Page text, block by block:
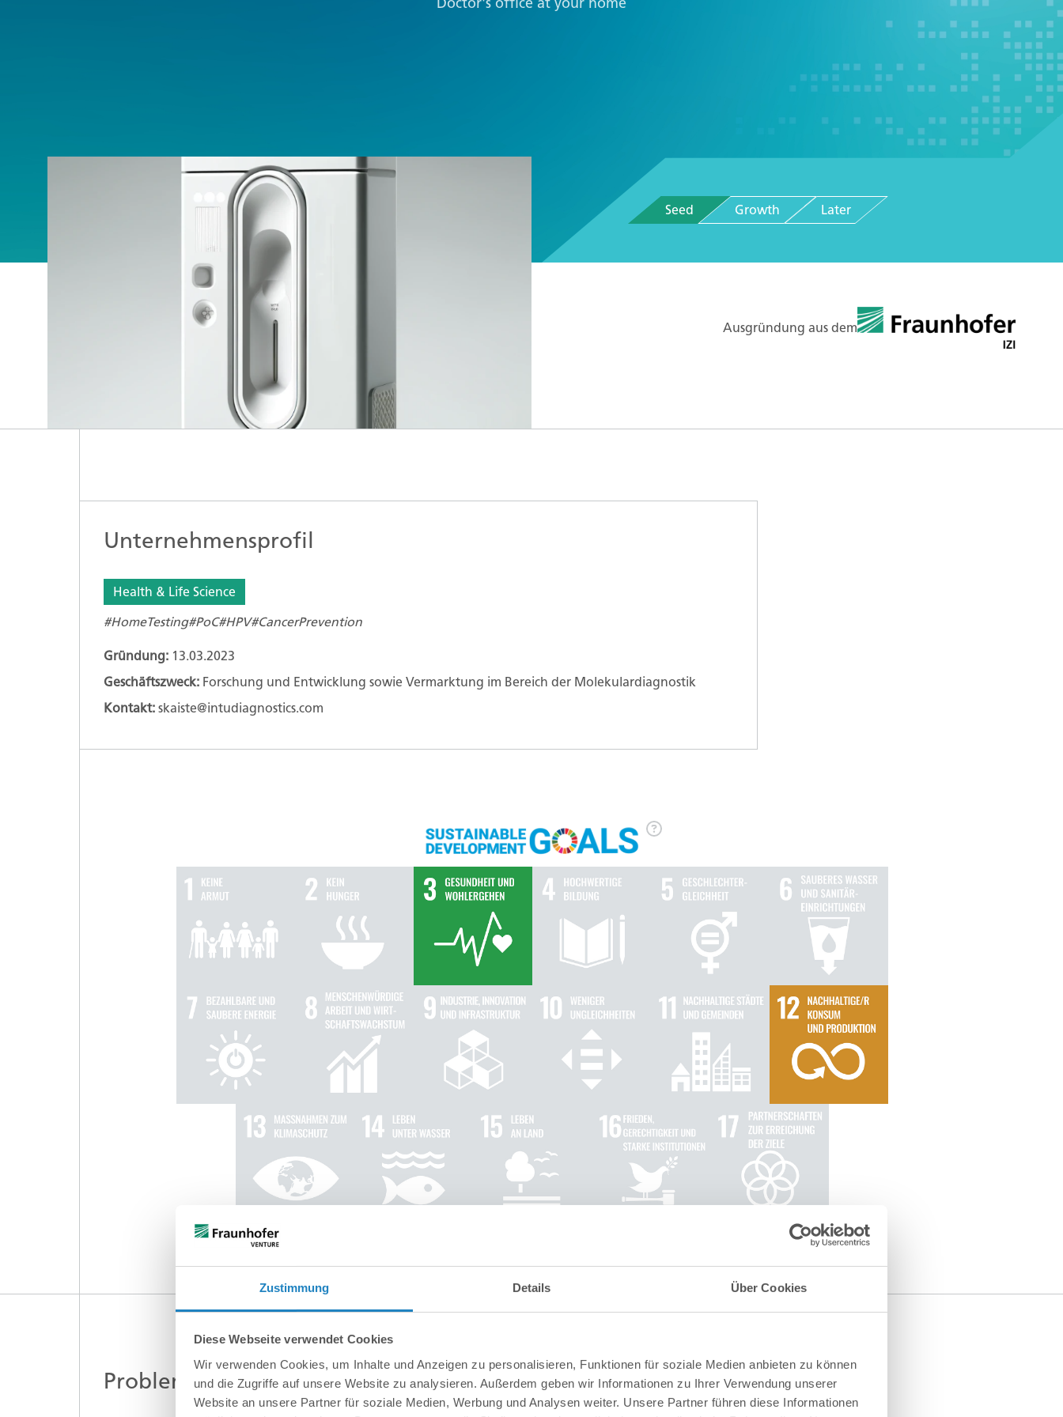
Zustimmung Details Über Cookies
Diese Webseite verwendet Cookies
Wir verwenden Cookies, um Inhalte und Anzeigen zu personalisieren, Funktionen für soziale Medien anbieten zu können
und die Zugriffe auf unsere Website zu analysieren. Außerdem geben wir Informationen zu Ihrer Verwendung unserer
Website an unsere Partner für soziale Medien, Werbung und Analysen weiter. Unsere Partner führen diese Informationen
Seed Growth Later
Ausgründung aus dem
Unternehmensprofil
Health & Life Science
#HomeTesting#PoC#HPV#CancerPrevention
Gründung: 13.03.2023
Geschäftszweck: Forschung und Entwicklung sowie Vermarktung im Bereich der Molekulardiagnostik
Kontakt: skaiste@intudiagnostics.com
Problem